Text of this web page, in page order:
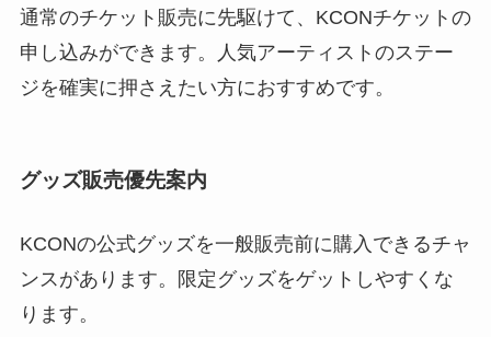
通常のチケット販売に先駆けて、KCONチケットの
申し込みができます。人気アーティストのステー
ジを確実に押さえたい方におすすめです。
グッズ販売優先案内
KCONの公式グッズを一般販売前に購入できるチャ
ンスがあります。限定グッズをゲットしやすくな
ります。